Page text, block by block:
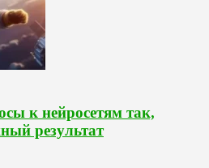
к нейросетям так,
результат